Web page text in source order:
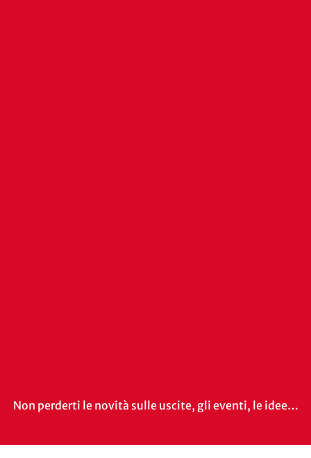
Non perderti le novità sulle uscite, gli eventi, le idee…